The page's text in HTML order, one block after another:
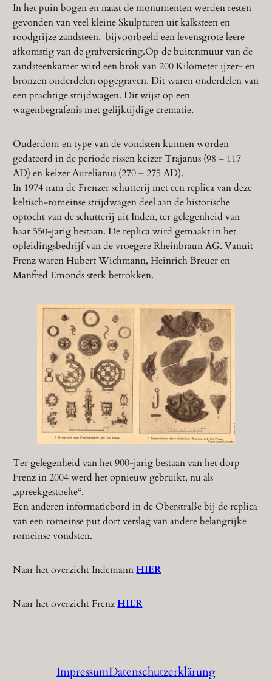
In het puin bogen en naast de monumenten werden resten
gevonden van veel kleine Skulpturen uit kalksteen en
roodgrijze zandsteen, bijvoorbeeld een levensgrote leere
afkomstig van de grafversiering.Op de buitenmuur van de
zandsteenkamer wird een brok van 200 Kilometer ijzer- en
bronzen onderdelen opgegraven. Dit waren onderdelen van
een prachtige strijdwagen. Dit wijst op een
wagenbegrafenis met gelijktijdige crematie.
Ouderdom en type van de vondsten kunnen worden
gedateerd in de periode rissen keizer Trajanus (98 – 117
AD) en keizer Aurelianus (270 – 275 AD).
In 1974 nam de Frenzer schutterij met een replica van deze
keltisch-romeinse strijdwagen deel aan de historische
optocht van de schutterij uit Inden, ter gelegenheid van
haar 550-jarig bestaan. De replica wird gemaakt in het
opleidingsbedrijf van de vroegere Rheinbraun AG. Vanuit
Frenz waren Hubert Wichmann, Heinrich Breuer en
Manfred Emonds sterk betrokken.
Ter gelegenheid van het 900-jarig bestaan van het dorp
Frenz in 2004 werd het opnieuw gebruikt, nu als
„spreekgestoelte“.
Een anderen informatiebord in de Oberstraße bij de replica
van een romeinse put dort verslag van andere belangrijke
romeinse vondsten.
Naar het overzicht IndemannHIER
Naar het overzicht FrenzHIER
ImpressumDatenschutzerklärung